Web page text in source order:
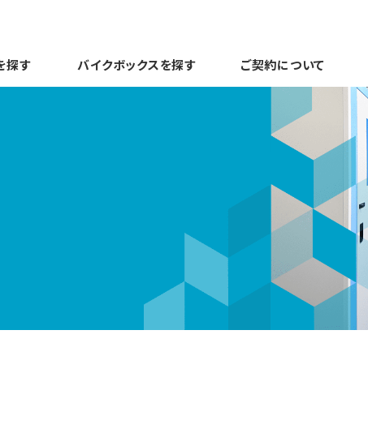
探す バイクボックスを探す ご契約について